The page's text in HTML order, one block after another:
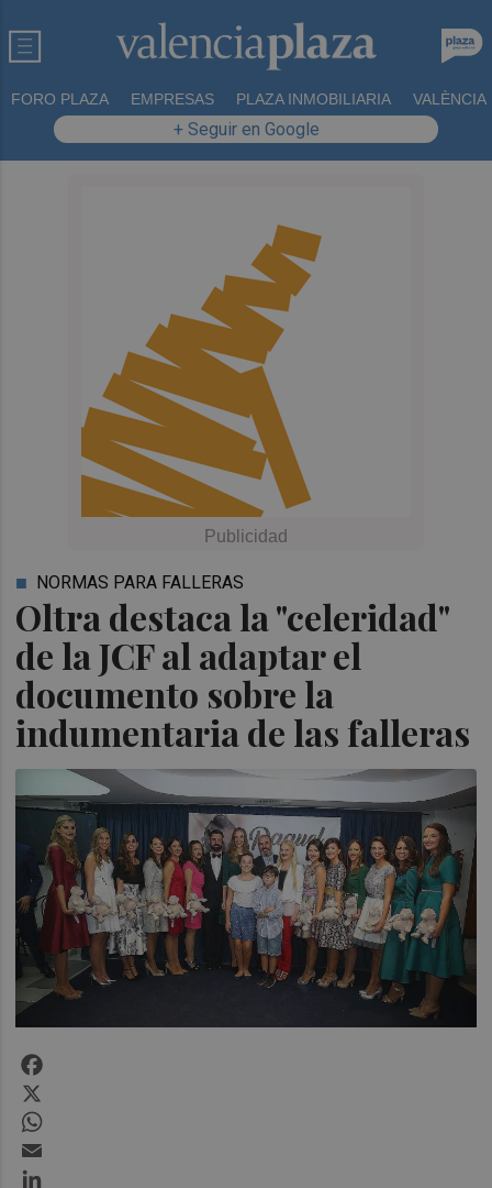
FORO PLAZA EMPRESAS PLAZA INMOBILIARIA VALÈNCIA
+ Seguir en Google
Oltra destaca la "celeridad"
de la JCF al adaptar el
documento sobre la
indumentaria de las falleras
NORMAS PARA FALLERAS